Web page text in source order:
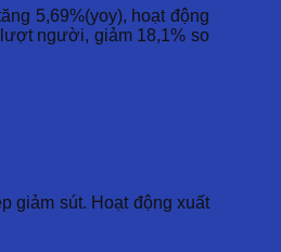
5,69%(yoy), hoạt động
người, giảm 18,1% so
giảm sút. Hoạt động xuất